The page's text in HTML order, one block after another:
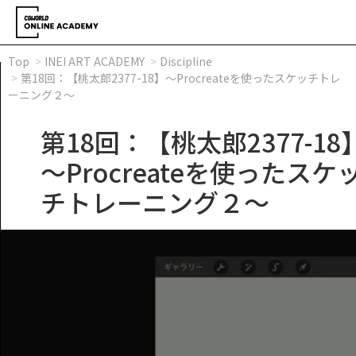
Top INEI ART ACADEMY
Discipline
第18回：【桃太郎2377-18】～Procreateを使ったスケッチトレ
ーニング２～
第18回：【桃太郎2377-18
～Procreateを使ったスケ
チトレーニング２～